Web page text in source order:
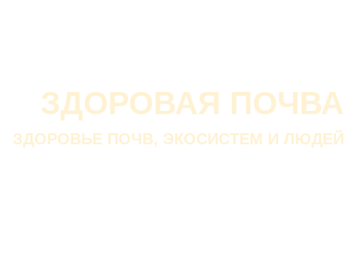
ЗДОРОВАЯ ПОЧВА
ЗДОРОВЬЕ ПОЧВ, ЭКОСИСТЕМ И ЛЮДЕЙ